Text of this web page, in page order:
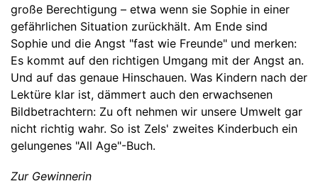
große Berechtigung – etwa wenn sie Sophie in einer
gefährlichen Situation zurückhält. Am Ende sind
Sophie und die Angst "fast wie Freunde" und merken:
Es kommt auf den richtigen Umgang mit der Angst an.
Und auf das genaue Hinschauen. Was Kindern nach der
Lektüre klar ist, dämmert auch den erwachsenen
Bildbetrachtern: Zu oft nehmen wir unsere Umwelt gar
nicht richtig wahr. So ist Zels' zweites Kinderbuch ein
gelungenes "All Age"-Buch.
Zur Gewinnerin